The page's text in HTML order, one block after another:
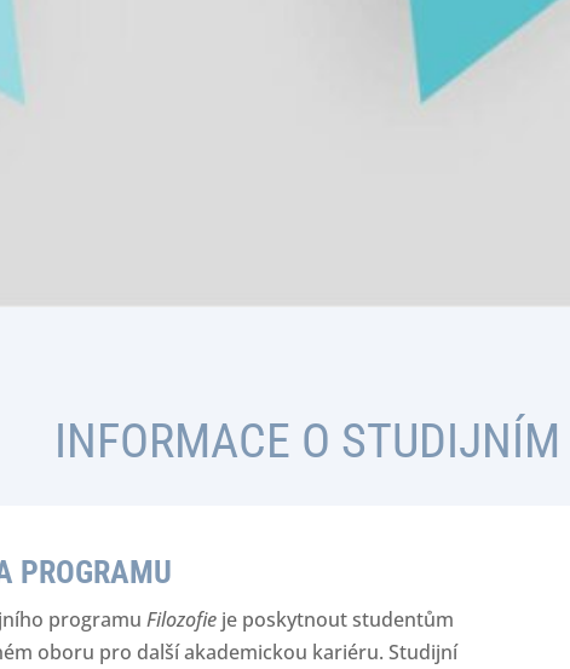
INFORMACE O STUDIJNÍM
PROGRAMU
programu Filozofie je poskytnout studentům
oboru pro další akademickou kariéru. Studijní